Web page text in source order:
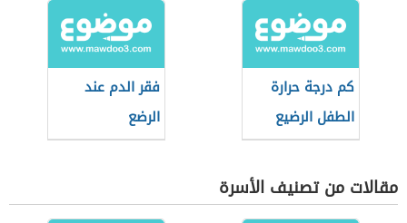
كم درجة حرارة
الطفل الرضيع
الطبيعية
فقر الدم عند
الرضع
مقالات من تصنيف الأسرة